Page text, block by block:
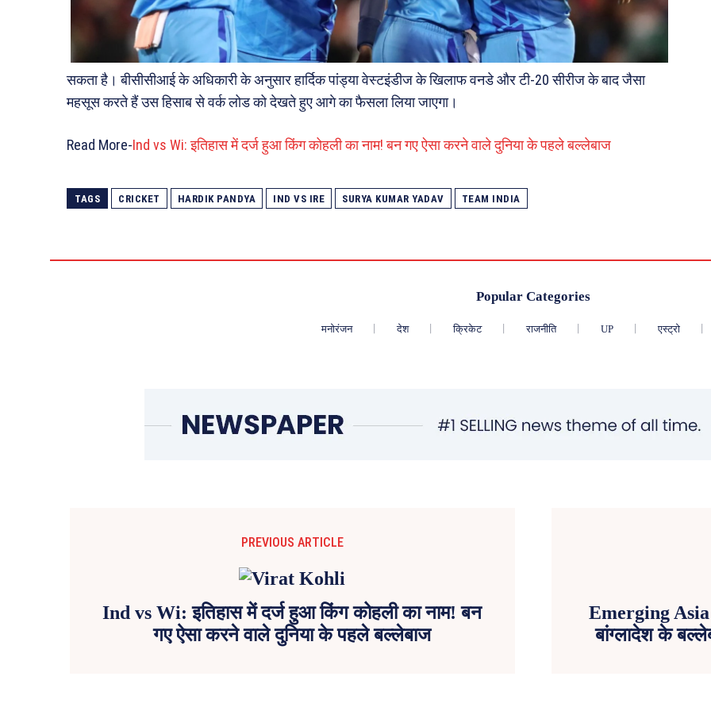
सकता है। बीसीसीआई के अधिकारी के अनुसार हार्दिक पांड्या वेस्टइंडीज के खिलाफ वनडे और टी-20 सीरीज के बाद जैसा
महसूस करते हैं उस हिसाब से वर्क लोड को देखते हुए आगे का फैसला लिया जाएगा।
Read More-Ind vs Wi: इतिहास में दर्ज हुआ किंग कोहली का नाम! बन गए ऐसा करने वाले दुनिया के पहले बल्लेबाज
TAGS CRICKET HARDIK PANDYA IND VS IRE SURYA KUMAR YADAV TEAM INDIA
Popular Categories
मनोरंजन देश क्रिकेट राजनीति UP एस्ट्रो
PREVIOUS ARTICLE
Ind vs Wi: इतिहास में दर्ज हुआ किंग कोहली का नाम! बन
गए ऐसा करने वाले दुनिया के पहले बल्लेबाज
Emerging Asia
बांग्लादेश के